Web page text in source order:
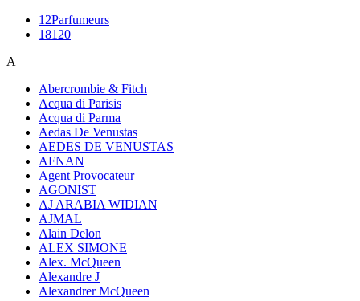
12Parfumeurs
18120
A
Abercrombie & Fitch
Acqua di Parisis
Acqua di Parma
Aedas De Venustas
AEDES DE VENUSTAS
AFNAN
Agent Provocateur
AGONIST
AJ ARABIA WIDIAN
AJMAL
Alain Delon
ALEX SIMONE
Alex. McQueen
Alexandre J
Alexandrer McQueen